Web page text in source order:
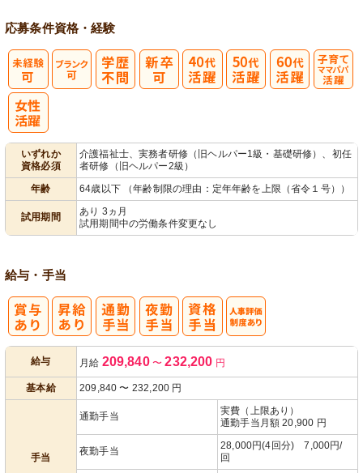
応募条件資格・経験
いずれか
資格必須
介護福祉士、実務者研修（旧ヘルパー1級・基礎研修）、初任
者研修（旧ヘルパー2級）
年齢
64歳以下 （年齢制限の理由：定年年齢を上限（省令１号））
試用期間
あり 3ヵ月
試用期間中の労働条件変更なし
給与・手当
給与 月給 209,840 〜 232,200 円
基本給 209,840 〜 232,200 円
手当
通勤手当
実費（上限あり）
通勤手当月額 20,900 円
夜勤手当
28,000円(4回分) 7,000円/
回